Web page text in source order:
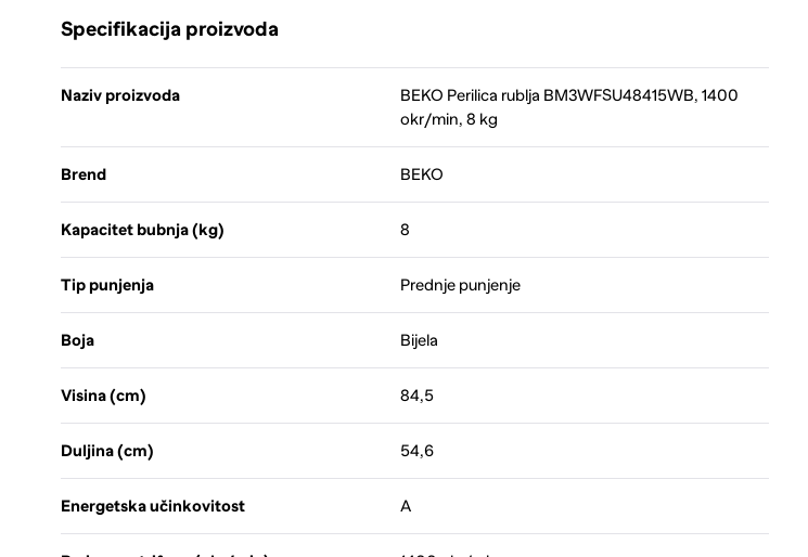
Specifikacija proizvoda
Naziv proizvoda
BEKO Perilica rublja BM3WFSU48415WB, 1400
okr/min, 8 kg
Brend BEKO
Kapacitet bubnja (kg) 8
Tip punjenja Prednje punjenje
Boja Bijela
Visina (cm) 84,5
Duljina (cm) 54,6
Energetska učinkovitost A